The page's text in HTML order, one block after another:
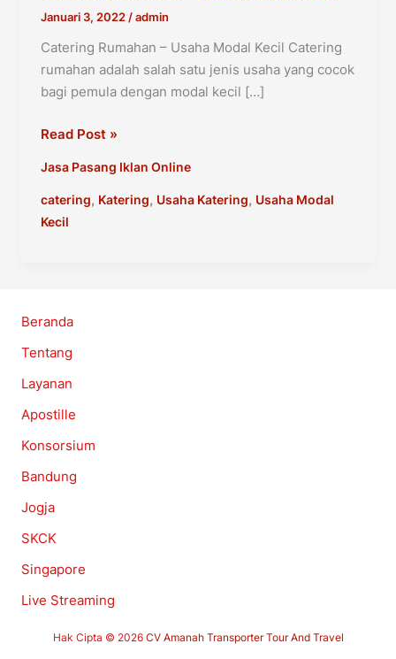
Januari 3, 2022 /admin
Catering Rumahan – Usaha Modal Kecil Catering
rumahan adalah salah satu jenis usaha yang cocok
bagi pemula dengan modal kecil […]
Catering
–
Usaha
Modal
Read Post »
Jasa Pasang Iklan Online
catering, Katering, Usaha Katering, Usaha Modal
Kecil
Beranda
Tentang
Layanan
Apostille
Konsorsium
Bandung
Jogja
SKCK
Singapore
Live Streaming
Hak Cipta © 2026 CV Amanah Transporter Tour And Travel